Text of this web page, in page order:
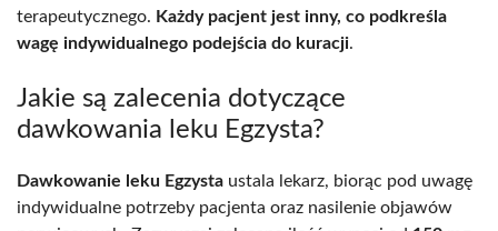
terapeutycznego. Każdy pacjent jest inny, co podkreśla
wagę indywidualnego podejścia do kuracji.
Jakie są zalecenia dotyczące
dawkowania leku Egzysta?
Dawkowanie leku Egzysta ustala lekarz, biorąc pod uwagę
indywidualne potrzeby pacjenta oraz nasilenie objawów